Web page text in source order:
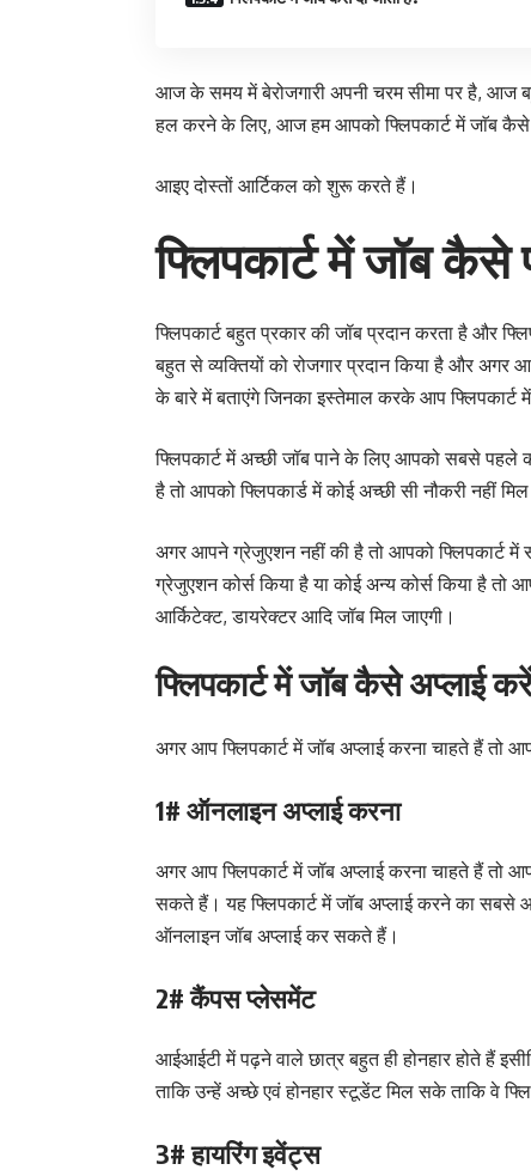
आज के समय में बेरोजगारी अपनी चरम सीमा पर है, आज
हल करने के लिए, आज हम आपको फ्लिपकार्ट में जाॅब कैसे
आइए दोस्तों आर्टिकल को शुरू करते हैं।
फ्लिपकार्ट में जॉब कैसे
फ्लिपकार्ट बहुत प्रकार की जॉब प्रदान करता है और
बहुत से व्यक्तियों को रोजगार प्रदान किया है और
के बारे में बताएंगे जिनका इस्तेमाल करके आप फ्लिपकार्ट
फ्लिपकार्ट में अच्छी जॉब पाने के लिए आपको सबसे पहले
है तो आपको फ्लिपकार्ड में कोई अच्छी सी नौकरी नहीं मिल
अगर आपने ग्रेजुएशन नहीं की है तो आपको फ्लिपकार्ट में
ग्रेजुएशन कोर्स किया है या कोई अन्य कोर्स किया है तो
आर्किटेक्ट, डायरेक्टर आदि जॉब मिल जाएगी।
फ्लिपकार्ट में जाॅब कैसे अप्लाई
अगर आप फ्लिपकार्ट में जॉब अप्लाई करना चाहते हैं तो
1# ऑनलाइन अप्लाई करना
अगर आप फ्लिपकार्ट में जॉब अप्लाई करना चाहते हैं तो
सकते हैं। यह फ्लिपकार्ट में जॉब अप्लाई करने का सबसे
ऑनलाइन जॉब अप्लाई कर सकते हैं।
2# कैंपस प्लेसमेंट
आईआईटी में पढ़ने वाले छात्र बहुत ही होनहार होते हैं
ताकि उन्हें अच्छे एवं होनहार स्टूडेंट मिल सके ताकि वे
3# हायरिंग इवेंट्स